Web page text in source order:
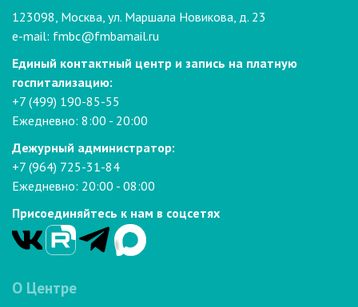
123098, Москва, ул. Маршала Новикова, д. 23
e-mail: fmbc@fmbamail.ru
Единый контактный центр и запись на платную
госпитализацию:
+7 (499) 190-85-55
Ежедневно: 8:00 - 20:00
Дежурный администратор:
+7 (964) 725-31-84
Ежедневно: 20:00 - 08:00
Присоединяйтесь к нам в соцсетях
О Центре